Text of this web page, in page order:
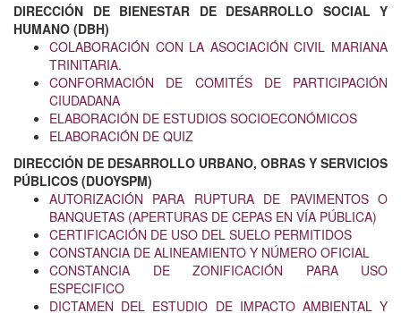
DIRECCIÓN DE BIENESTAR DE DESARROLLO SOCIAL Y
HUMANO (DBH)
COLABORACIÓN CON LA ASOCIACIÓN CIVIL MARIANA
TRINITARIA.
CONFORMACIÓN DE COMITÉS DE PARTICIPACIÓN
CIUDADANA
ELABORACIÓN DE ESTUDIOS SOCIOECONÓMICOS
ELABORACIÓN DE QUIZ
DIRECCIÓN DE DESARROLLO URBANO, OBRAS Y SERVICIOS
PÚBLICOS (DUOYSPM)
AUTORIZACIÓN PARA RUPTURA DE PAVIMENTOS O
BANQUETAS (APERTURAS DE CEPAS EN VÍA PÚBLICA)
CERTIFICACIÓN DE USO DEL SUELO PERMITIDOS
CONSTANCIA DE ALINEAMIENTO Y NÚMERO OFICIAL
CONSTANCIA DE ZONIFICACIÓN PARA USO
ESPECIFICO
DICTAMEN DEL ESTUDIO DE IMPACTO AMBIENTAL Y